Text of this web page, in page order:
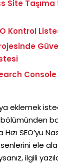
Site Taşıma
Kontrol
eklemek
SEO’yu
ele
ilgili